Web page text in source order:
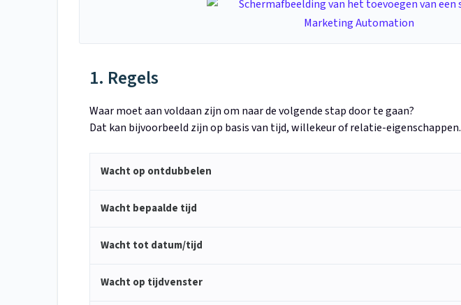
1. Regels
Waar moet aan voldaan zijn om naar de volgende stap door te gaan?
Dat kan bijvoorbeeld zijn op basis van tijd, willekeur of relatie-eigenschappen.
Wacht op ontdubbelen
Wacht bepaalde tijd
Wacht tot datum/tijd
Wacht op tijdvenster